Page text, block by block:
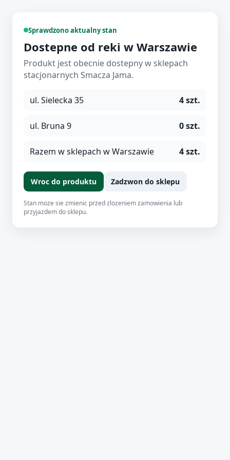
Sprawdzono aktualny stan
Dostepne od reki w Warszawie
Produkt jest obecnie dostepny w sklepach
stacjonarnych Smacza Jama.
ul. Sielecka 35 4 szt.
ul. Bruna 9 0 szt.
Razem w sklepach w Warszawie 4 szt.
Wroc do produktu Zadzwon do sklepu
Stan moze sie zmienic przed zlozeniem zamowienia lub
przyjazdem do sklepu.